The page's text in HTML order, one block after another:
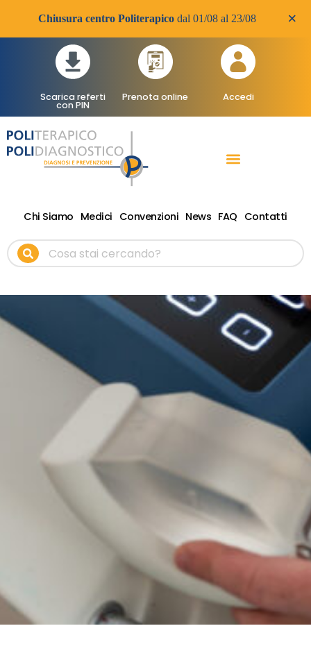
Chiusura centro Politerapicodal 01/08 al 23/08 ×
Scarica referti
con PIN
Prenota online Accedi
Chi Siamo Medici Convenzioni News FAQ Contatti